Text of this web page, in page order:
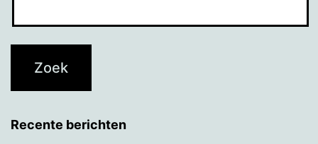
Recente berichten